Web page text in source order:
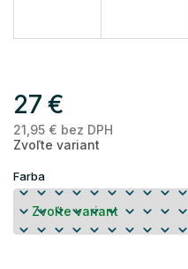
27 €
21,95 € bez DPH
Zvoľte variant
Farba